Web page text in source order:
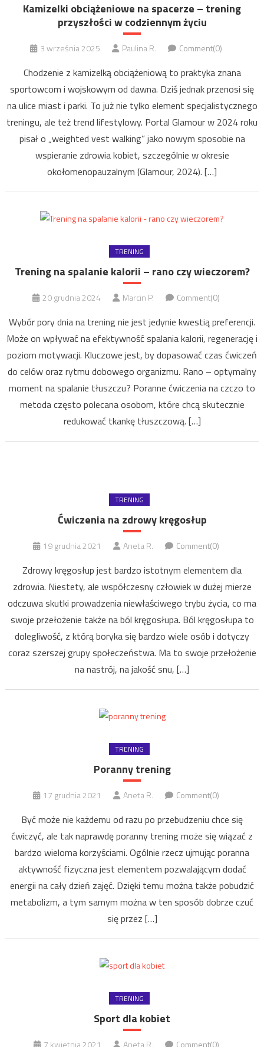
Kamizelki obciążeniowe na spacerze – trening
przyszłości w codziennym życiu
3 września 2025 Paulina R. Comment(0)
Chodzenie z kamizelką obciążeniową to praktyka znana
sportowcom i wojskowym od dawna. Dziś jednak przenosi się
na ulice miast i parki. To już nie tylko element specjalistycznego
treningu, ale też trend lifestylowy. Portal Glamour w 2024 roku
pisał o „weighted vest walking” jako nowym sposobie na
wspieranie zdrowia kobiet, szczególnie w okresie
okołomenopauzalnym (Glamour, 2024). […]
TRENING
Trening na spalanie kalorii – rano czy wieczorem?
20 grudnia 2024 Marcin P. Comment(0)
Wybór pory dnia na trening nie jest jedynie kwestią preferencji.
Może on wpływać na efektywność spalania kalorii, regenerację i
poziom motywacji. Kluczowe jest, by dopasować czas ćwiczeń
do celów oraz rytmu dobowego organizmu. Rano – optymalny
moment na spalanie tłuszczu? Poranne ćwiczenia na czczo to
metoda często polecana osobom, które chcą skutecznie
redukować tkankę tłuszczową. […]
TRENING
Ćwiczenia na zdrowy kręgosłup
19 grudnia 2021 Aneta R. Comment(0)
Zdrowy kręgosłup jest bardzo istotnym elementem dla
zdrowia. Niestety, ale współczesny człowiek w dużej mierze
odczuwa skutki prowadzenia niewłaściwego trybu życia, co ma
swoje przełożenie także na ból kręgosłupa. Ból kręgosłupa to
dolegliwość, z którą boryka się bardzo wiele osób i dotyczy
coraz szerszej grupy społeczeństwa. Ma to swoje przełożenie
na nastrój, na jakość snu, […]
TRENING
Poranny trening
17 grudnia 2021 Aneta R. Comment(0)
Być może nie każdemu od razu po przebudzeniu chce się
ćwiczyć, ale tak naprawdę poranny trening może się wiązać z
bardzo wieloma korzyściami. Ogólnie rzecz ujmując poranna
aktywność fizyczna jest elementem pozwalającym dodać
energii na cały dzień zajęć. Dzięki temu można także pobudzić
metabolizm, a tym samym można w ten sposób dobrze czuć
się przez […]
TRENING
Sport dla kobiet
7 kwietnia 2021 Aneta R. Comment(0)